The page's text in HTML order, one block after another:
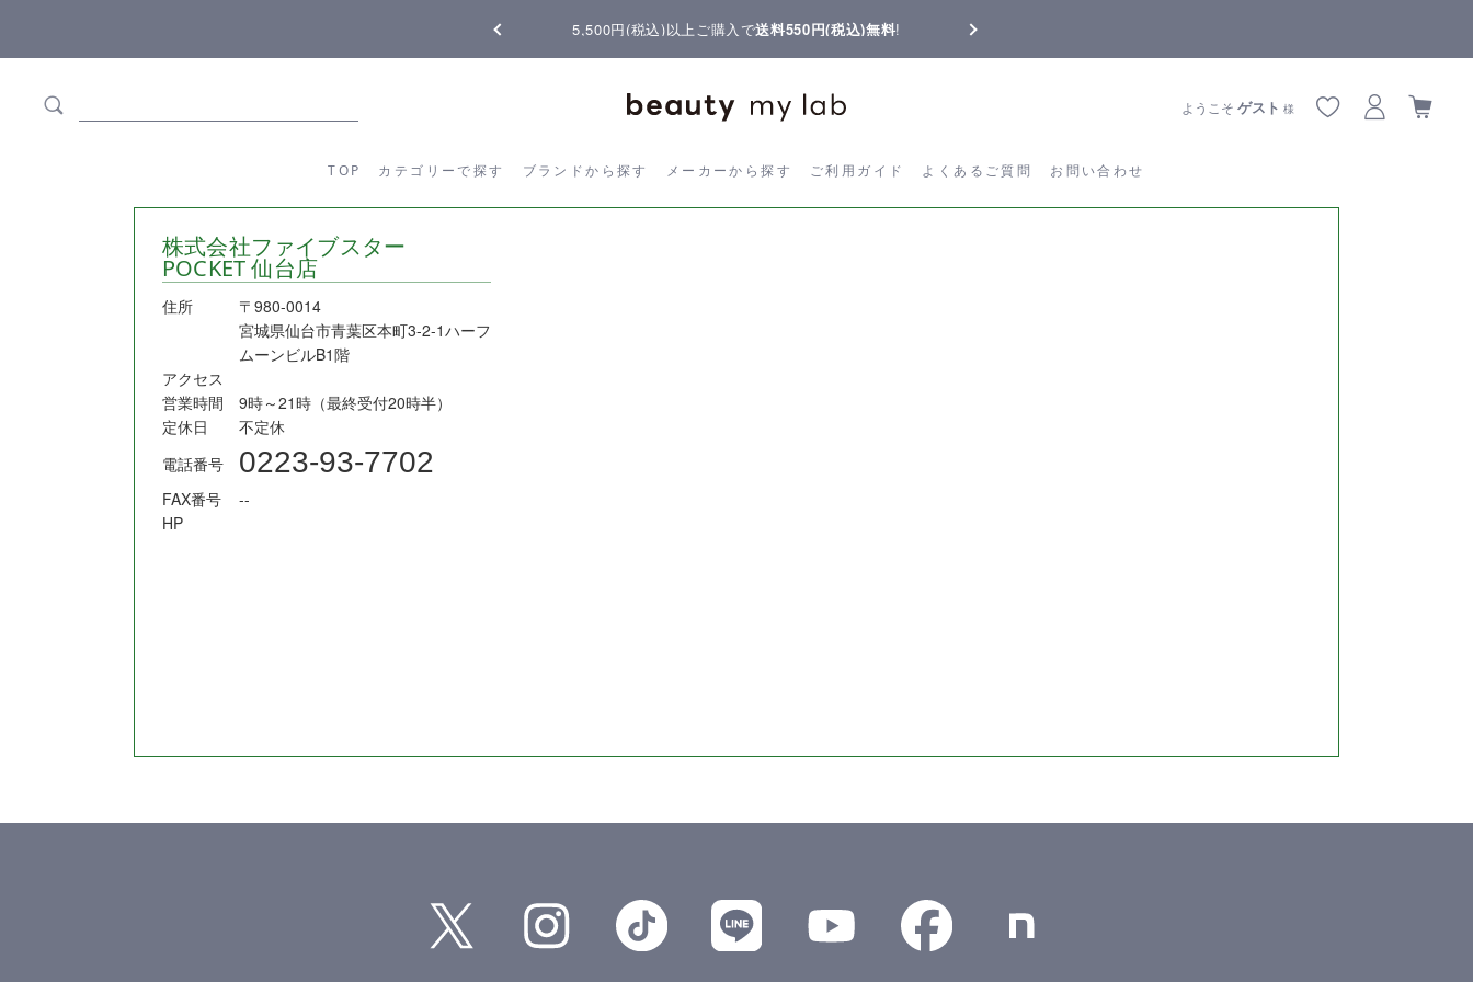
5,500円(税込)以上ご購入で送料550円(税込)無料!
TOP カテゴリーで探す ブランドから探す メーカーから探す ご利用ガイド よくあるご質問 お問い合わせ
ようこそゲスト 様
カテゴリーから探す ブランドから探す メーカーから探す ご利用ガイド よくあるご質問
株式会社ファイブスター
POCKET 仙台店
住所
〒980-0014
宮城県仙台市青葉区本町3-2-1ハーフ
ムーンビルB1階
アクセス
営業時間
9時～21時（最終受付20時半）
定休日
不定休
電話番号
0223-93-7702
FAX番号
--
HP